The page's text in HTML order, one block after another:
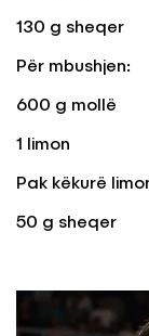
130 g sheqer
Për mbushjen:
600 g mollë
1 limon
Pak këkurë
50 g sheqer